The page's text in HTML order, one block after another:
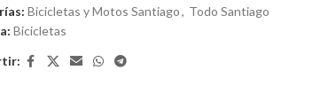
Bicicletas y Motos Santiago, Todo Santiago
Bicicletas